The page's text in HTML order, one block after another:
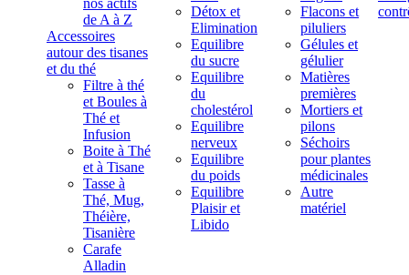
nos actifs
de A à Z
Accessoires
autour des tisanes
et du thé
Filtre à thé
et Boules à
Thé et
Infusion
Boite à Thé
et à Tisane
Tasse à
Thé, Mug,
Théière,
Tisanière
Carafe
Alladin
Détox et
Elimination
Equilibre
du sucre
Equilibre
du
cholestérol
Equilibre
nerveux
Equilibre
du poids
Equilibre
Plaisir et
Libido
Flacons et
piluliers
Gélules et
gélulier
Matières
premières
Mortiers et
pilons
Séchoirs
pour plantes
médicinales
Autre
matériel